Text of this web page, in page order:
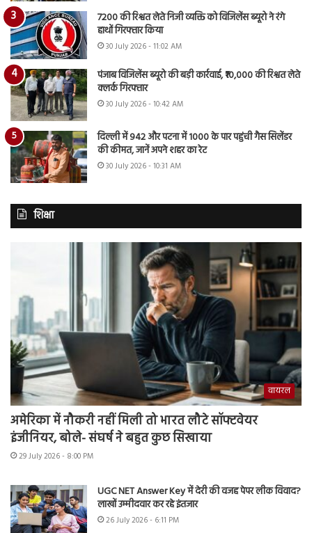
7200 की रिश्वत लेते निजी व्यक्ति को विजिलेंस ब्यूरो ने रंगे
हाथों गिरफ्तार किया
30 July 2026 - 11:02 AM
पंजाब विजिलेंस ब्यूरो की बड़ी कार्रवाई, ₹10,000 की रिश्वत लेते
क्लर्क गिरफ्तार
30 July 2026 - 10:42 AM
दिल्ली में 942 और पटना में 1000 के पार पहुंची गैस सिलेंडर
की कीमत, जानें अपने शहर का रेट
30 July 2026 - 10:31 AM
शिक्षा
वायरल
अमेरिका में नौकरी नहीं मिली तो भारत लौटे सॉफ्टवेयर
इंजीनियर, बोले- संघर्ष ने बहुत कुछ सिखाया
29 July 2026 - 8:00 PM
UGC NET Answer Key में देरी की वजह पेपर लीक विवाद?
लाखों उम्मीदवार कर रहे इंतजार
26 July 2026 - 6:11 PM